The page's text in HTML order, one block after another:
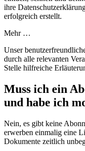
ihre
erfolgreich erstellt.
Mehr …
Unser
durch alle relevanten
Stelle hilfreiche
Muss ich ein
und habe ich
Nein, es gibt keine
erwerben einmalig eine
Dokumente zeitlich